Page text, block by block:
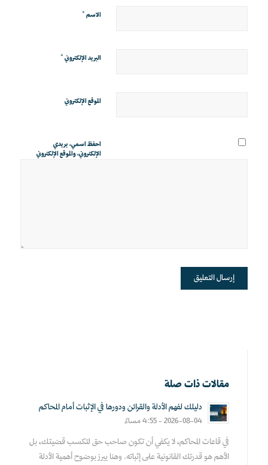
الاسم*
البريد الإلكتروني*
الموقع الإلكتروني
احفظ اسمي، بريدي
الإلكتروني، والموقع الإلكتروني
مقالات ذات صلة
دليلك لفهم الأدلة والقرائن ودورها في الإثبات أمام المحاكم
2026-08-04 - 4:55 مساءً
في قاعات المحاكم، لا يكفي أن تكون صاحب حق لتكسب قضيتك، بل
الأهم هو قدرتك القانونية على إثباته. وهنا يبرز بوضوح أهمية الأدلة